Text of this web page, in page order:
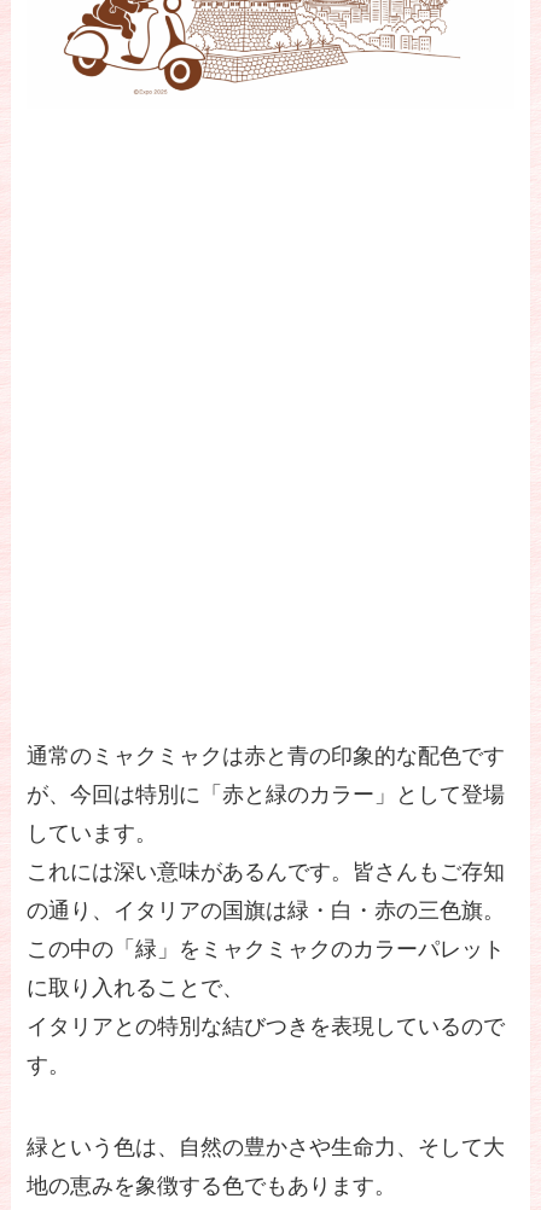
通常のミャクミャクは赤と青の印象的な配色です
が、今回は特別に「赤と緑のカラー」として登場
しています。
これには深い意味があるんです。皆さんもご存知
の通り、イタリアの国旗は緑・白・赤の三色旗。
この中の「緑」をミャクミャクのカラーパレット
に取り入れることで、
イタリアとの特別な結びつきを表現しているので
す。
緑という色は、自然の豊かさや生命力、そして大
地の恵みを象徴する色でもあります。